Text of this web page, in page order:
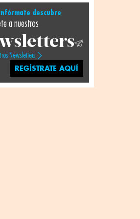
descubre
a nuestros
Newsletters
REGÍSTRATE AQUÍ